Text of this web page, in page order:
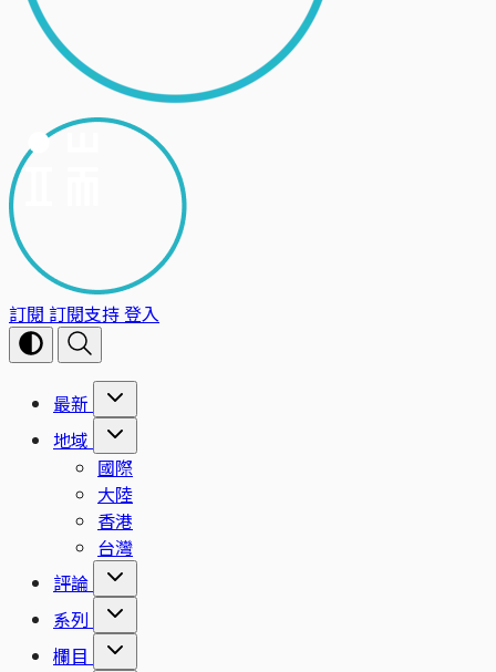
訂閱 訂閱支持登入
最新
地域
國際
大陸
香港
台灣
評論
系列
欄目